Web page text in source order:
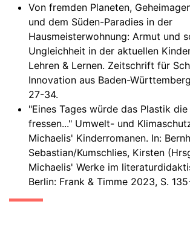
Von fremden Planeten,
und dem Süden-Paradies in der
Hausmeisterwohnung: Armut und
Ungleichheit in der aktuellen
Lehren & Lernen. Zeitschrift für
Innovation aus Baden-
27-34.
"Eines Tages würde das Plastik
fressen..." Umwelt- und
Michaelis' Kinderromanen. In:
Sebastian/Kumschlies, Kirsten
Michaelis' Werke im
Berlin: Frank & Timme 2023, S.